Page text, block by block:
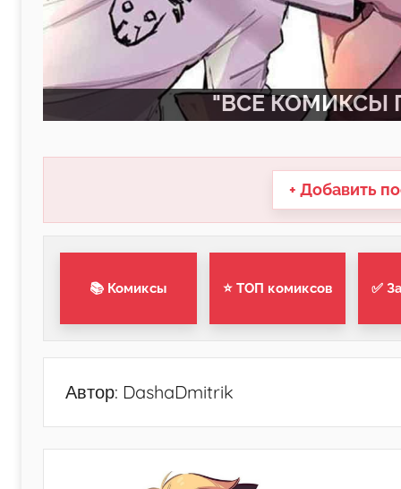
"ВСЕ КОМИКСЫ
+ Добавить
📚 Комиксы ⭐ ТОП комиксов ✅
Автор: DashaDmitrik